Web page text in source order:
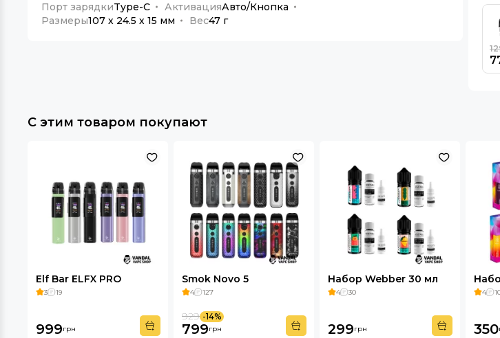
Порт зарядкиType-C АктивацияАвто/Кнопка
Размеры107 х 24.5 х 15 мм Вес47 г
С этим товаром покупают
Elf Bar ELFX PRO
3 19
999грн
Smok Novo 5
4 127
799грн
929 -14%
Набор Webber 30 мл
4 30
299грн
4
350